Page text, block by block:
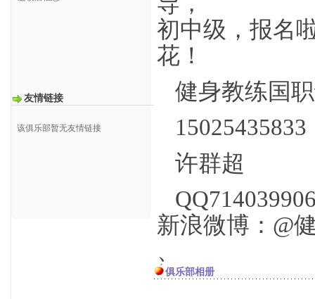
友情链接
该俱乐部暂无友情链接
初中级，报名
花！
健身教练国
许群超
新浪微博：@
、
俱乐部相册